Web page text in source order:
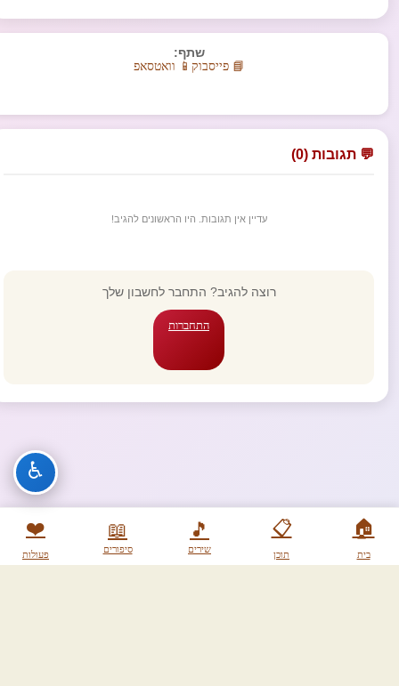
🏠
בית
📋
תוכן
🎵
שירים
📖
סיפורים
❤️
פעולות
שתף:
📘 פייסבוק 📱 וואטסאפ
💬 תגובות (0)
עדיין אין תגובות. היו הראשונים להגיב!
רוצה להגיב? התחבר לחשבון שלך
התחברות
♿